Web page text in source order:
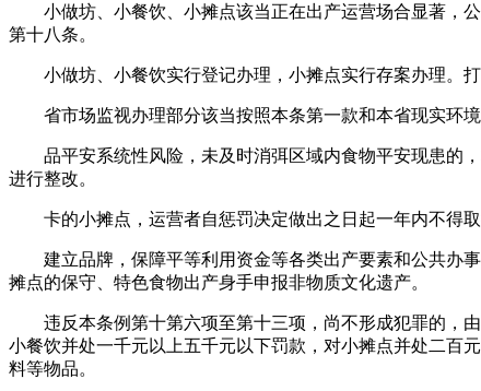
小做坊、小餐饮、小摊点该当正在出产运营场合显著，公
第十八条。
小做坊、小餐饮实行登记办理，小摊点实行存案办理。打
省市场监视办理部分该当按照本条第一款和本省现实环境
品平安系统性风险，未及时消弭区域内食物平安现患的，
进行整改。
卡的小摊点，运营者自惩罚决定做出之日起一年内不得取
建立品牌，保障平等利用资金等各类出产要素和公共办事
摊点的保守、特色食物出产身手申报非物质文化遗产。
违反本条例第十第六项至第十三项，尚不形成犯罪的，由
小餐饮并处一千元以上五千元以下罚款，对小摊点并处二百
料等物品。